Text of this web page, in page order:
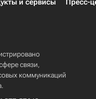
и сервисы Пресс-
связи,
коммуникаций